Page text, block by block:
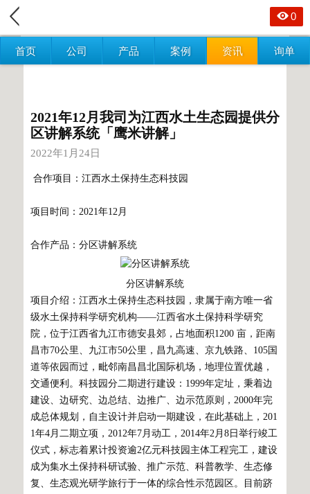
首页 公司 产品 案例 资讯 询单
0
2021年12月我司为江西水土生态园提供分
区讲解系统「鹰米讲解」
2022年1月24日
合作项目：江西水土保持生态科技园
项目时间：2021年12月
合作产品： 分区讲解系统
分区讲解系统
项目介绍：江西水土保持生态科技园，隶属于南方唯一省
级水土保持科学研究机构——江西省水土保持科学研究
院，位于江西省九江市德安县郊，占地面积1200 亩，距南
昌市70公里、九江市50公里，昌九高速、京九铁路、105国
道等依园而过，毗邻南昌昌北国际机场，地理位置优越，
交通便利。科技园分二期进行建设：1999年定址，秉着边
建设、边研究、边总结、边推广、边示范原则，2000年完
成总体规划，自主设计并启动一期建设，在此基础上，201
1年4月二期立项，2012年7月动工，2014年2月8日举行竣工
仪式，标志着累计投资逾2亿元科技园主体工程完工，建设
成为集水土保持科研试验、推广示范、科普教学、生态修
复、生态观光研学旅行于一体的综合性示范园区。目前跻